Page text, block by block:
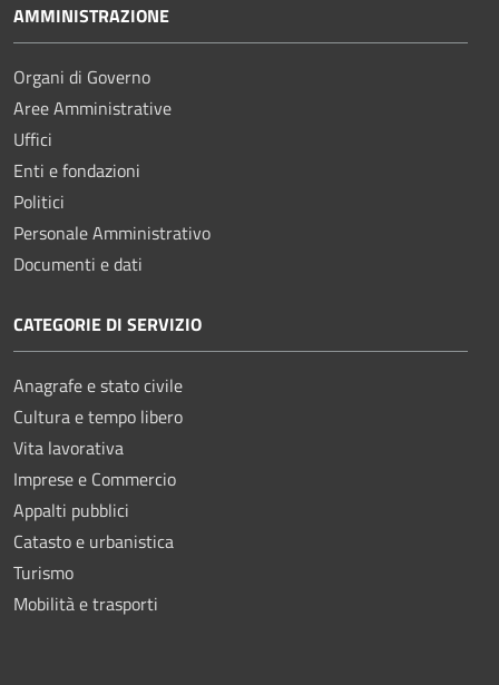
AMMINISTRAZIONE
Organi di Governo
Aree Amministrative
Uffici
Enti e fondazioni
Politici
Personale Amministrativo
Documenti e dati
CATEGORIE DI SERVIZIO
Anagrafe e stato civile
Cultura e tempo libero
Vita lavorativa
Imprese e Commercio
Appalti pubblici
Catasto e urbanistica
Turismo
Mobilità e trasporti